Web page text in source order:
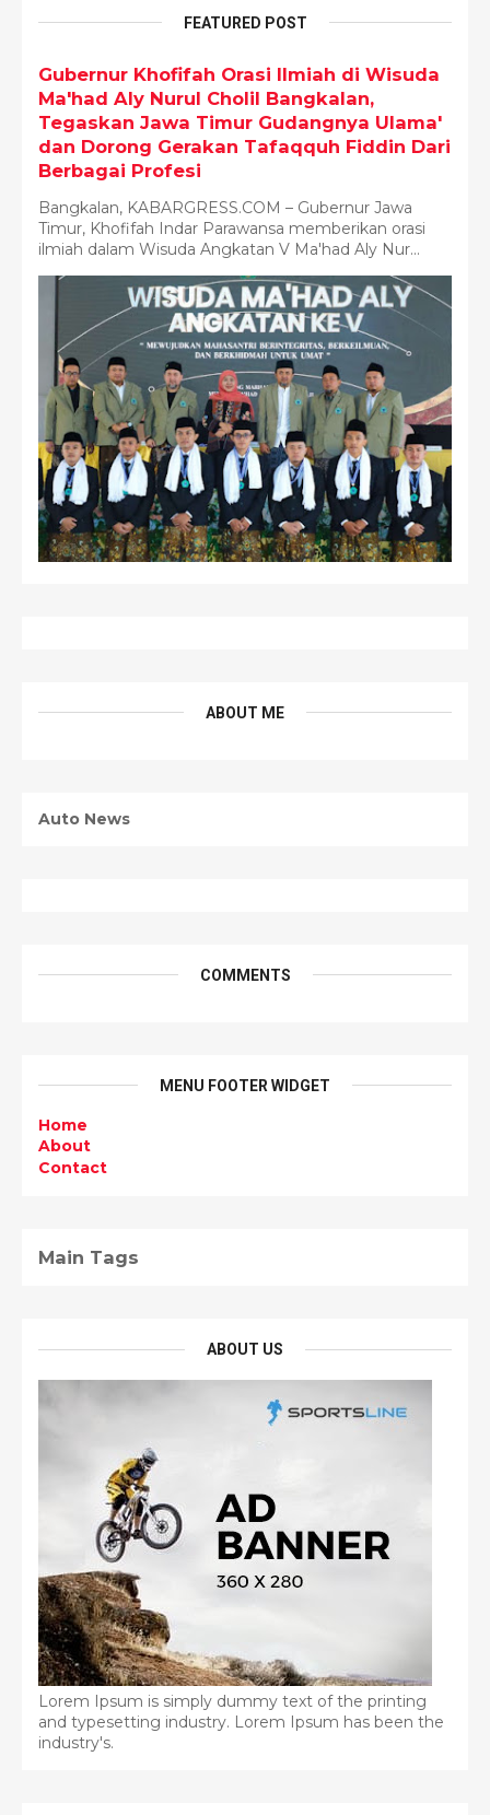
FEATURED POST
Gubernur Khofifah Orasi Ilmiah di Wisuda
Ma'had Aly Nurul Cholil Bangkalan,
Tegaskan Jawa Timur Gudangnya Ulama'
dan Dorong Gerakan Tafaqquh Fiddin Dari
Berbagai Profesi
Bangkalan, KABARGRESS.COM – Gubernur Jawa
Timur, Khofifah Indar Parawansa memberikan orasi
ilmiah dalam Wisuda Angkatan V Ma'had Aly Nur...
ABOUT ME
Auto News
COMMENTS
MENU FOOTER WIDGET
Home
About
Contact
Main Tags
ABOUT US
Lorem Ipsum is simply dummy text of the printing
and typesetting industry. Lorem Ipsum has been the
industry's.